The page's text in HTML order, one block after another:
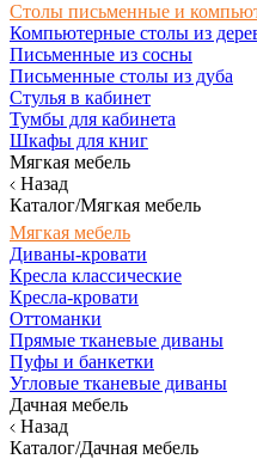
Столы письменные и
Компьютерные столы из
Письменные из сосны
Письменные столы из дуба
Стулья в кабинет
Тумбы для кабинета
Шкафы для книг
Мягкая мебель
Назад
Каталог/Мягкая мебель
Мягкая мебель
Диваны-кровати
Кресла классические
Кресла-кровати
Оттоманки
Прямые тканевые диваны
Пуфы и банкетки
Угловые тканевые диваны
Дачная мебель
Назад
Каталог/Дачная мебель